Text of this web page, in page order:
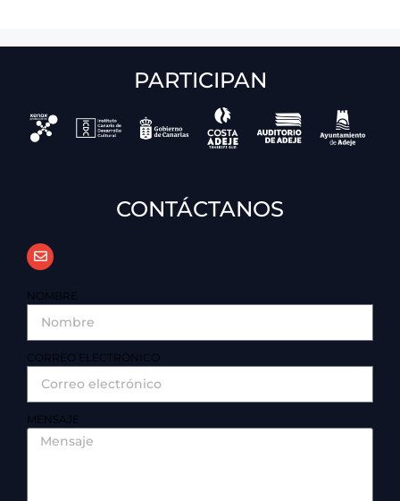
PARTICIPAN
CONTÁCTANOS
NOMBRE
CORREO ELECTRÓNICO
MENSAJE